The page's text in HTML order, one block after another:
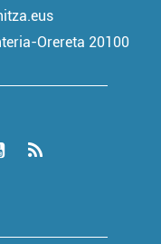
Orereta 20100